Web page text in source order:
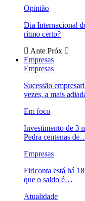
Opinião
Dia Internacional
ritmo certo?
Ante Próx
Empresas
Empresas
Sucessão
vezes, a mais
Em foco
Investimento de 3
Pedra centenas
Empresas
Firiconta está há
que o saldo é…
Atualidade